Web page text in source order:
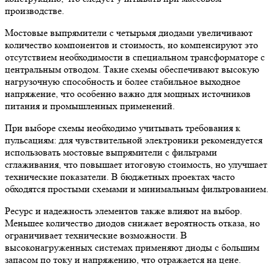
производстве.
Мостовые выпрямители с четырьмя диодами увеличивают
количество компонентов и стоимость, но компенсируют это
отсутствием необходимости в специальном трансформаторе с
центральным отводом. Такие схемы обеспечивают высокую
нагрузочную способность и более стабильное выходное
напряжение, что особенно важно для мощных источников
питания и промышленных применений.
При выборе схемы необходимо учитывать требования к
пульсациям: для чувствительной электроники рекомендуется
использовать мостовые выпрямители с фильтрами
сглаживания, что повышает итоговую стоимость, но улучшает
технические показатели. В бюджетных проектах часто
обходятся простыми схемами и минимальным фильтрованием.
Ресурс и надежность элементов также влияют на выбор.
Меньшее количество диодов снижает вероятность отказа, но
ограничивает технические возможности. В
высоконагруженных системах применяют диоды с большим
запасом по току и напряжению, что отражается на цене.